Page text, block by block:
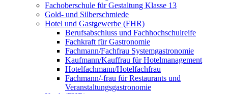
Fachoberschule für Gestaltung Klasse 13
Gold- und Silberschmiede
Hotel und Gastgewerbe (FHR)
Berufsabschluss und Fachhochschulreife
Fachkraft für Gastronomie
Fachmann/Fachfrau Systemgastronomie
Kaufmann/Kauffrau für Hotelmanagement
Hotelfachmann/Hotelfachfrau
Fachmann/-frau für Restaurants und
Veranstaltungsgastronomie